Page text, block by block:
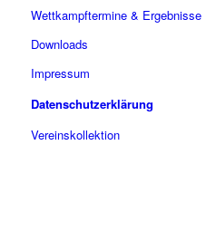
Wettkampftermine & Ergebnisse
Downloads
Impressum
Datenschutzerklärung
Vereinskollektion